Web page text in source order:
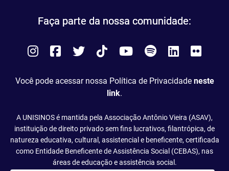
Faça parte da nossa comunidade:
Instagram
Facebook
Twitter
TiktokYou SpotifyLinkedIn
Você pode acessar nossa Política de Privacidade neste
link.
A UNISINOS é mantida pela Associação Antônio Vieira (ASAV),
instituição de direito privado sem fins lucrativos, filantrópica, de
natureza educativa, cultural, assistencial e beneficente, certificada
como Entidade Beneficente de Assistência Social (CEBAS), nas
áreas de educação e assistência social.